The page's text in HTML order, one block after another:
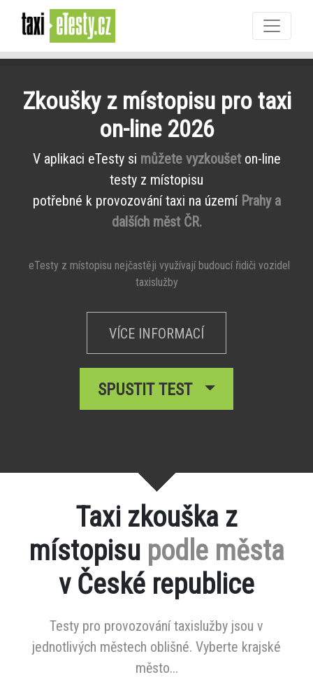
Zkoušky z místopisu pro taxi
on-line 2026
V aplikaci eTesty si můžete vyzkoušeton-line
testy z místopisu
potřebné k provozování taxi na území Prahy a
dalších měst ČR.
eTesty z místopisu nejčastěji využívají budoucí řidiči vozidel
taxislužby
VÍCE INFORMACÍ
SPUSTIT TEST
Taxi zkouška z
místopisu podle města
v České republice
Testy pro provozování taxislužby jsou v
jednotlivých městech oblišné. Vyberte krajské
město...